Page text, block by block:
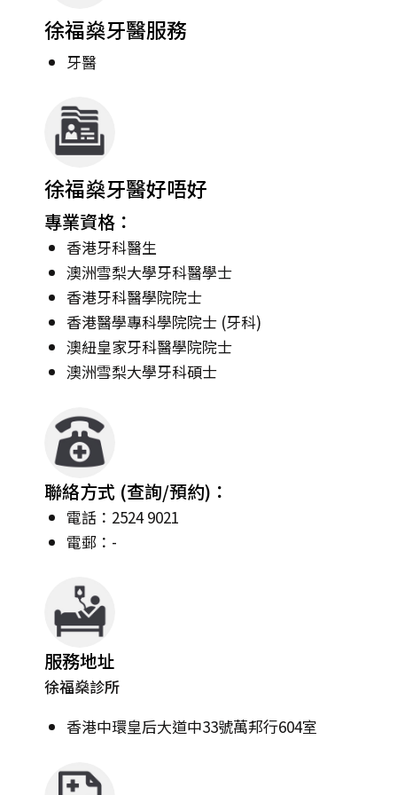
徐福燊牙醫服務
牙醫
徐福燊牙醫好唔好
專業資格：
香港牙科醫生
澳洲雪梨大學牙科醫學士
香港牙科醫學院院士
香港醫學專科學院院士 (牙科)
澳紐皇家牙科醫學院院士
澳洲雪梨大學牙科碩士
聯絡方式 (查詢/預約)：
電話：2524 9021
電郵：-
服務地址
徐福燊診所
香港中環皇后大道中33號萬邦行604室